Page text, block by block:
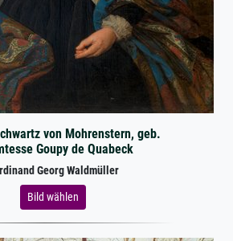
von Mohrenstern, geb.
Goupy de Quabeck
Georg Waldmüller
Bild wählen